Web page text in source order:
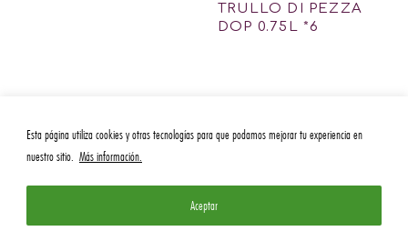
Esta página utiliza cookies y otras tecnologías para que podamos mejorar tu experiencia en
nuestro sitio. Más información.
Aceptar
TRULLO DI PEZZA
DOP 0.75L *6